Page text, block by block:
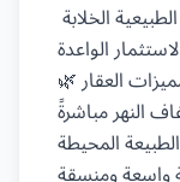
الواعدة.
🌿 مميزات العقار:
النهر مباشرةً.
المحيطة.